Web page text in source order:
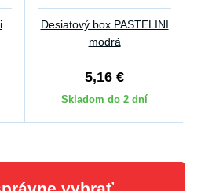
Desiatový box PASTELINI
modrá
5,16 €
Skladom do 2 dní